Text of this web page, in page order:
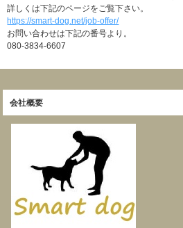
詳しくは下記のページをご覧下さい。
https://smart-dog.net/job-offer/
お問い合わせは下記の番号より。
080-3834-6607
会社概要